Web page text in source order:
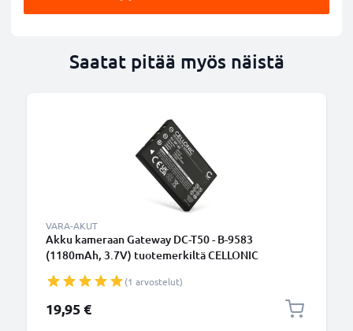
Saatat pitää myös näistä
VARA-AKUT
Akku kameraan Gateway DC-T50 - B-9583
(1180mAh, 3.7V) tuotemerkiltä CELLONIC
(1 arvostelut)
19,95 €